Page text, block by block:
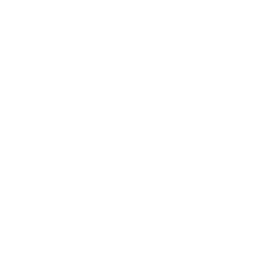
консультация и быстрая доставка.
консультация и быстрая доставка.